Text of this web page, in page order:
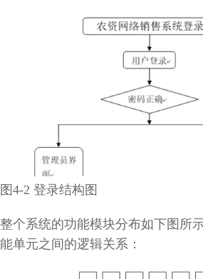
图4-2 登录结构图
整个系统的功能模块分布如下图所
能单元之间的逻辑关系：